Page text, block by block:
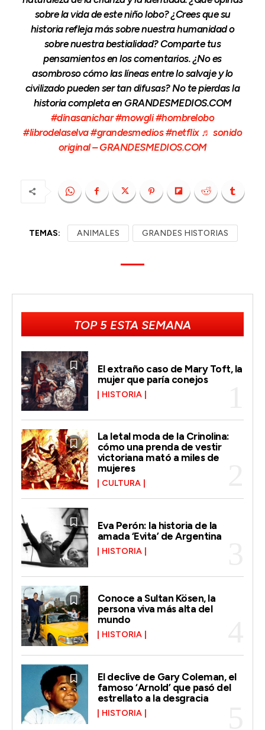
sobre la vida de este niño lobo? ¿Crees que su
historia refleja más sobre nuestra humanidad o
sobre nuestra bestialidad? Comparte tus
pensamientos en los comentarios. ¿No es
asombroso cómo las líneas entre lo salvaje y lo
civilizado pueden ser tan difusas? No te pierdas la
historia completa en GRANDESMEDIOS.COM
#dinasanichar#mowgli#hombrelobo
#librodelaselva#grandesmedios #netflix ♬ sonido
original – GRANDESMEDIOS.COM
TEMAS: ANIMALES GRANDES HISTORIAS
TOP 5 ESTA SEMANA
El extraño caso de Mary Toft, la
mujer que paría conejos
HISTORIA
La letal moda de la Crinolina:
cómo una prenda de vestir
victoriana mató a miles de
mujeres
CULTURA
Eva Perón: la historia de la
amada ‘Evita’ de Argentina
HISTORIA
Conoce a Sultan Kösen, la
persona viva más alta del
mundo
HISTORIA
El declive de Gary Coleman, el
famoso ‘Arnold’ que pasó del
estrellato a la desgracia
HISTORIA